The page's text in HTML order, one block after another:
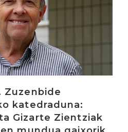
Zuzenbide
katedraduna:
Gizarte Zientziak